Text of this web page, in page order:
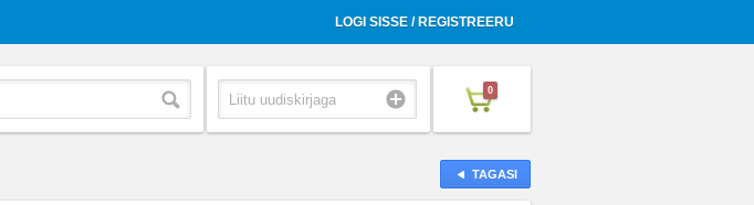
LOGI SISSE / REGISTREERU
0
TAGASI